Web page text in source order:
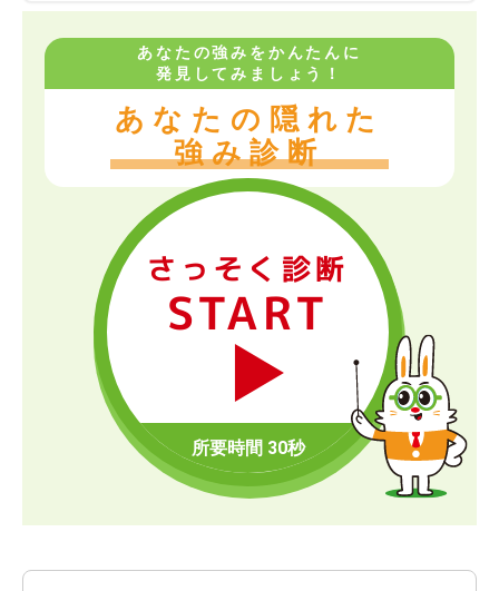
あなたの強みをかんたんに
発見してみましょう！
あなたの隠れた
強み診断
さっそく診断
START